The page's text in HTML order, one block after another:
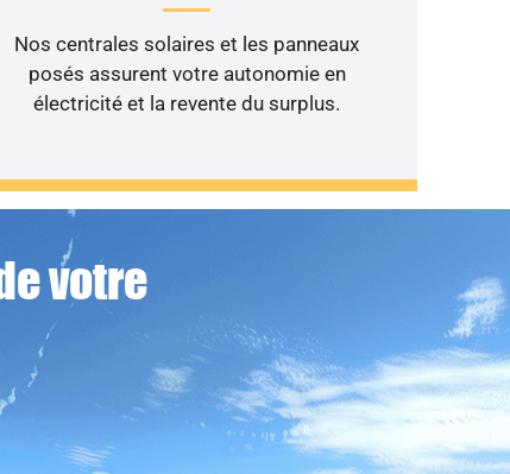
Nos centrales solaires et les panneaux
posés assurent votre autonomie en
électricité et la revente du surplus.
votre